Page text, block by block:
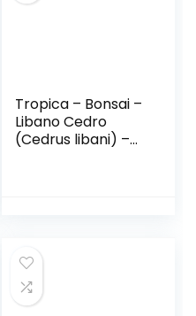
Tropica – Bonsai –
Libano Cedro
(Cedrus libani) –